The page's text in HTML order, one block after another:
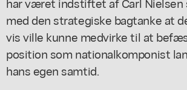
med den strategiske bagtanke at
vis ville kunne medvirke til at
position som nationalkomponist
hans egen samtid.